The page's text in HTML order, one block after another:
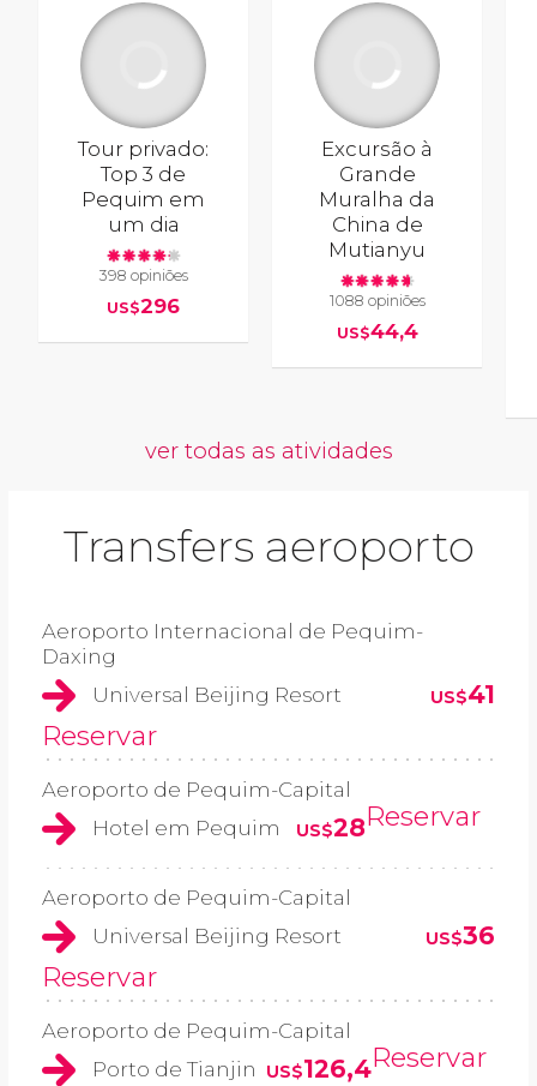
Tour privado:
Top 3 de
Pequim em
um dia
398 opiniões
US$296
Excursão à
Grande
Muralha da
China de
Mutianyu
1088 opiniões
US$44,4
ver todas as atividades
Transfers aeroporto
Aeroporto Internacional de Pequim-
Daxing
Universal Beijing Resort
US$41
Reservar
Aeroporto de Pequim-Capital
Hotel em Pequim
US$28Reservar
Aeroporto de Pequim-Capital
Universal Beijing Resort
US$36
Reservar
Aeroporto de Pequim-Capital
Porto de Tianjin
US$126,4Reservar